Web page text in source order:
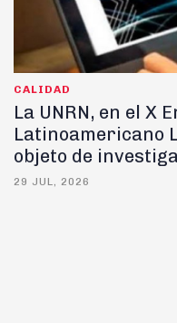
CALIDAD
La UNRN, en el X
Latinoamericano
objeto de
29 JUL, 2026